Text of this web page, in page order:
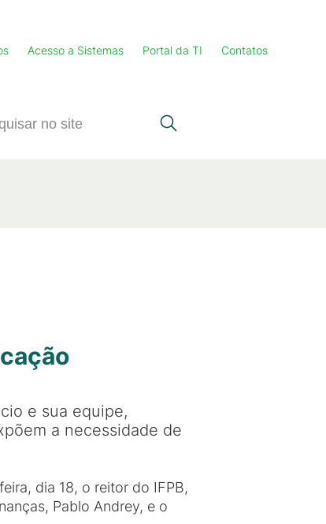
Acesso a Sistemas Portal da TI Contatos
e sua equipe,
a necessidade de
dia 18, o reitor do IFPB,
Pablo Andrey, e o